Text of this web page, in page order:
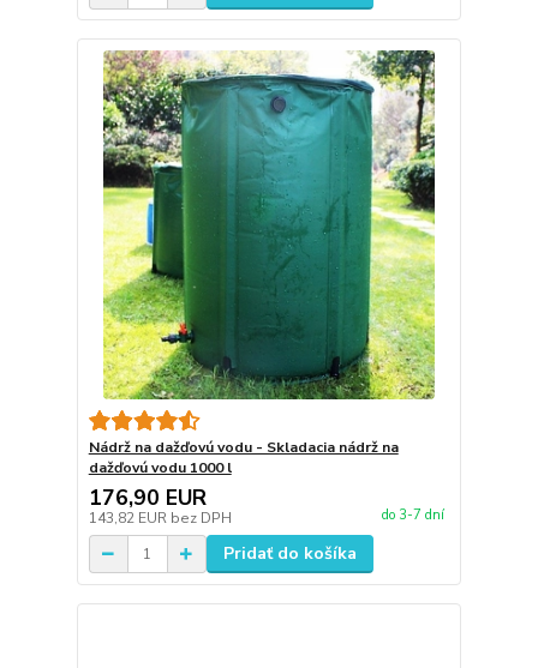
Nádrž na dažďovú vodu - Skladacia nádrž na
dažďovú vodu 1000 l
176,90 EUR
143,82 EUR bez DPH do 3-7 dní
Pridať do košíka